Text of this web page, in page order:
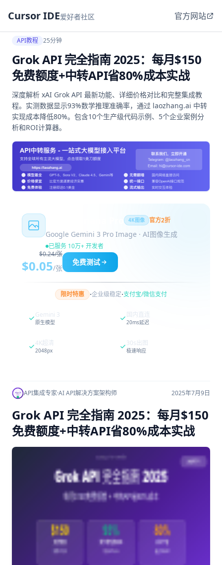
Cursor IDE爱好者社区 官方网站
API教程 25分钟
Grok API 完全指南 2025：每月$150
免费额度+中转API省80%成本实战
深度解析 xAI Grok API 最新功能、详细价格对比和完整集成教
程。实测数据显示93%数学推理准确率，通过 laozhang.ai 中转
实现成本降低80%。包含10个生产级代码示例、5个企业案例分
析和ROI计算器。
4K图像 官方2折
Google Gemini 3 Pro Image · AI图像生成
已服务 10万+ 开发者
$0.24/张
$0.05/张
免费测试
限时特惠 ·企业级稳定·支付宝/微信支付
Gemini 3
原生模型
国内直连
20ms延迟
4K超清
2048px
30s出图
极速响应
API集成专家·AI API解决方案架构师 2025年7月9日
Grok API 完全指南 2025：每月$150
免费额度+中转API省80%成本实战